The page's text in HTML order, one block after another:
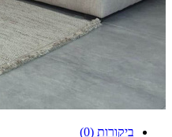
ביקורות (0)